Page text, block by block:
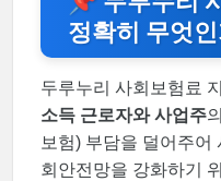
정확히 무엇
두루누리 사회보험료
소득 근로자와 사업주
보험) 부담을 덜어주어
회안전망을 강화하기